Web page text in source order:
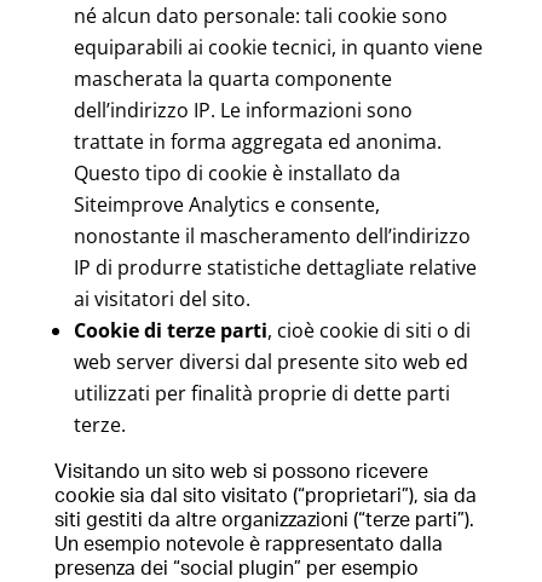
né alcun dato personale: tali cookie sono
equiparabili ai cookie tecnici, in quanto viene
mascherata la quarta componente
dell’indirizzo IP. Le informazioni sono
trattate in forma aggregata ed anonima.
Questo tipo di cookie è installato da
Siteimprove Analytics e consente,
nonostante il mascheramento dell’indirizzo
IP di produrre statistiche dettagliate relative
ai visitatori del sito.
Cookie di terze parti, cioè cookie di siti o di
web server diversi dal presente sito web ed
utilizzati per finalità proprie di dette parti
terze.
Visitando un sito web si possono ricevere
cookie sia dal sito visitato (“proprietari”), sia da
siti gestiti da altre organizzazioni (“terze parti”).
Un esempio notevole è rappresentato dalla
presenza dei “social plugin” per esempio